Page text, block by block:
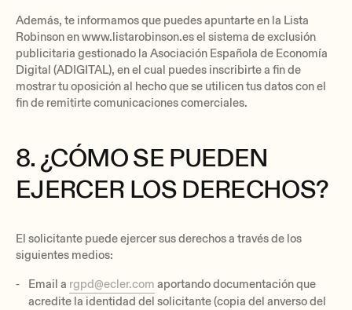
Además, te informamos que puedes apuntarte en la Lista
Robinson en www.listarobinson.es el sistema de exclusión
publicitaria gestionado la Asociación Española de Economía
Digital (ADIGITAL), en el cual puedes inscribirte a fin de
mostrar tu oposición al hecho que se utilicen tus datos con el
fin de remitirte comunicaciones comerciales.
8. ¿CÓMO SE PUEDEN
EJERCER LOS DERECHOS?
El solicitante puede ejercer sus derechos a través de los
siguientes medios:
Email a rgpd@ecler.com aportando documentación que
acredite la identidad del solicitante (copia del anverso del